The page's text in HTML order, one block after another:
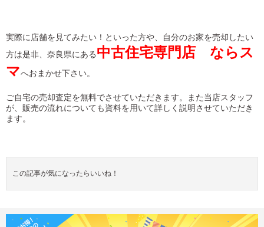
実際に店舗を見てみたい！といった方や、自分のお家を売却したい
方は是非、奈良県にある中古住宅専門店 ならス
マへおまかせ下さい。
ご自宅の売却査定を無料でさせていただきます。また当店スタッフ
が、販売の流れについても資料を用いて詳しく説明させていただき
ます。
この記事が気になったらいいね！